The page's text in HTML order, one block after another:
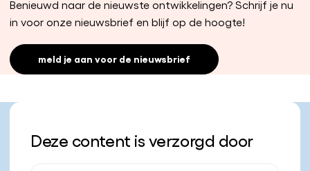
Benieuwd naar de nieuwste ontwikkelingen? Schrijf je nu
in voor onze nieuwsbrief en blijf op de hoogte!
meld je aan voor de nieuwsbrief
Deze content is verzorgd door